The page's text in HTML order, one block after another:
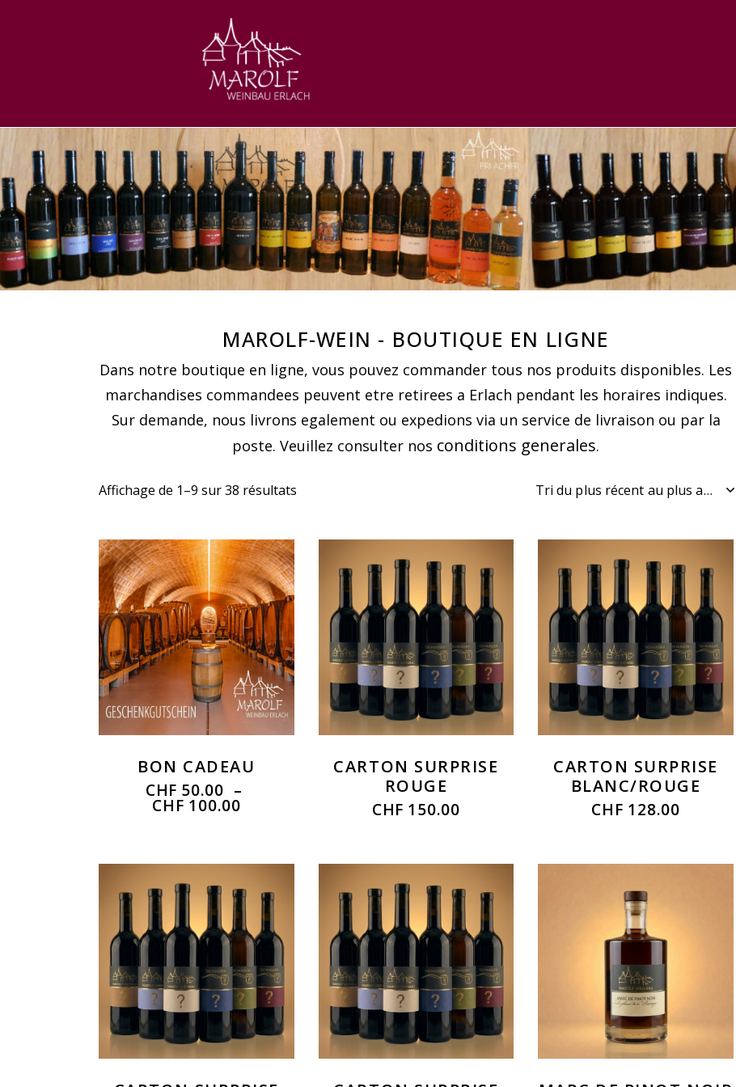
MAROLF-WEIN - BOUTIQUE EN LIGNE
Dans notre boutique en ligne, vous pouvez commander tous nos produits disponibles. Les
marchandises commandees peuvent etre retirees a Erlach pendant les horaires indiques.
Sur demande, nous livrons egalement ou expedions via un service de livraison ou par la
poste. Veuillez consulter nos conditions generales.
Affichage de 1–9 sur 38 résultats
BON CADEAU
CHF 50.00 –
CHF 100.00
CARTON SURPRISE
ROUGE
CHF 150.00
CARTON SURPRISE
BLANC/ROUGE
CHF 128.00